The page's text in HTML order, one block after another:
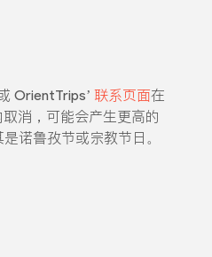
OrientTrips’ 联系页面在
消，可能会产生更高的
诺鲁孜节或宗教节日。